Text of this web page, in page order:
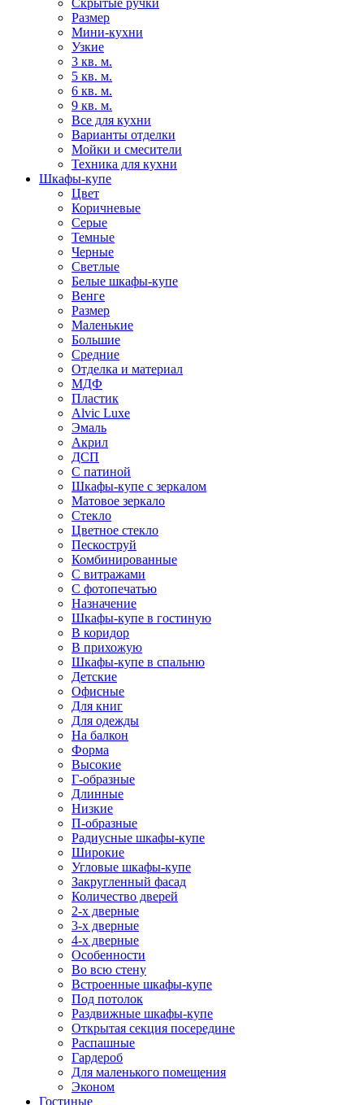
Скрытые ручки
Размер
Мини-кухни
Узкие
3 кв. м.
5 кв. м.
6 кв. м.
9 кв. м.
Все для кухни
Варианты отделки
Мойки и смесители
Техника для кухни
Шкафы-купе
Цвет
Коричневые
Серые
Темные
Черные
Светлые
Белые шкафы-купе
Венге
Размер
Маленькие
Большие
Средние
Отделка и материал
МДФ
Пластик
Alvic Luxe
Эмаль
Акрил
ДСП
С патиной
Шкафы-купе с зеркалом
Матовое зеркало
Стекло
Цветное стекло
Пескоструй
Комбинированные
С витражами
С фотопечатью
Назначение
Шкафы-купе в гостиную
В коридор
В прихожую
Шкафы-купе в спальню
Детские
Офисные
Для книг
Для одежды
На балкон
Форма
Высокие
Г-образные
Длинные
Низкие
П-образные
Радиусные шкафы-купе
Широкие
Угловые шкафы-купе
Закругленный фасад
Количество дверей
2-х дверные
3-х дверные
4-х дверные
Особенности
Во всю стену
Встроенные шкафы-купе
Под потолок
Раздвижные шкафы-купе
Открытая секция посередине
Распашные
Гардероб
Для маленького помещения
Эконом
Гостиные